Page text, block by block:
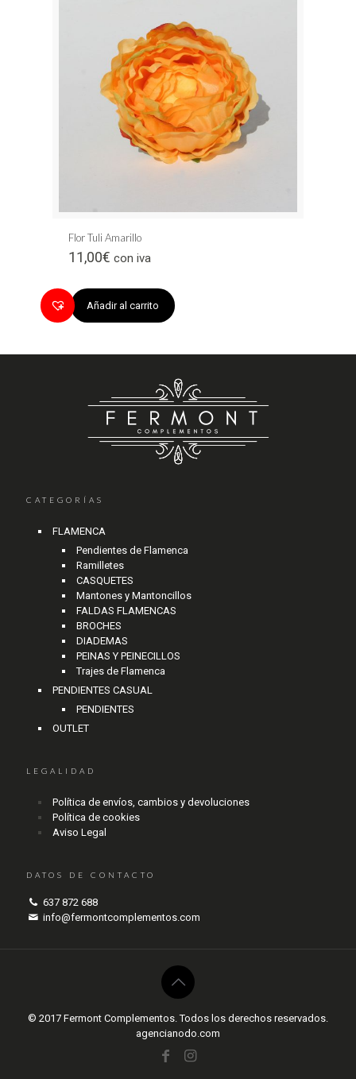
Flor Tuli Amarillo
11,00€ con iva
Añadir al carrito
CATEGORÍAS
FLAMENCA
Pendientes de Flamenca
Ramilletes
CASQUETES
Mantones y Mantoncillos
FALDAS FLAMENCAS
BROCHES
DIADEMAS
PEINAS Y PEINECILLOS
Trajes de Flamenca
PENDIENTES CASUAL
PENDIENTES
OUTLET
LEGALIDAD
Política de envíos, cambios y devoluciones
Política de cookies
Aviso Legal
DATOS DE CONTACTO
637 872 688
info@fermontcomplementos.com
© 2017 Fermont Complementos. Todos los derechos reservados.
agencianodo.com